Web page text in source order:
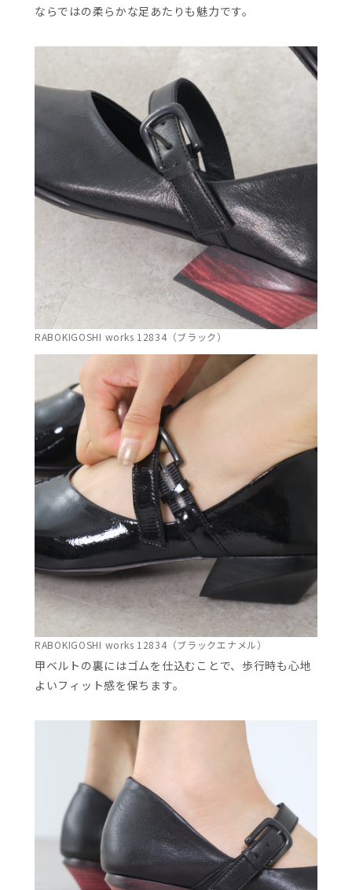
ならではの柔らかな足あたりも魅力です。
RABOKIGOSHI works 12834（ブラック）
RABOKIGOSHI works 12834（ブラックエナメル）
甲ベルトの裏にはゴムを仕込むことで、歩行時も心地
よいフィット感を保ちます。